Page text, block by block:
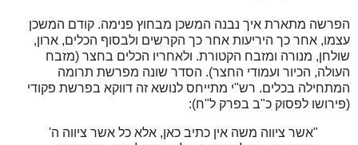
הפרשה מתארת איך נבנה המשכן מבחוץ פנימה. קודם המשכן
עצמו, אחר כך היריעות אחר כך הקרשים ולבסוף הכלים, ארון,
שולחן, מנורה ומזבח הקטורת. ולאחריו הכלים בחצר (מזבח
העולה, הכיור ועמודי החצר). הסדר שונה מפרשת תרומה
המתחילה בכלים. רש"י מתייחס לנושא זה דווקא בפרשת פקודי
(פירושו לפסוק כ"ב בפרק ל"ח):
"אשר ציווה משה אין כתיב כאן, אלא כל אשר ציווה ה'